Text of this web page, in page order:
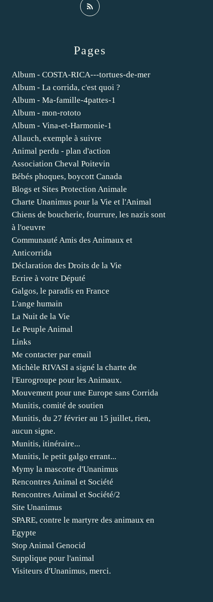
Pages
Album - COSTA-RICA---tortues-de-mer
Album - La corrida, c'est quoi ?
Album - Ma-famille-4pattes-1
Album - mon-rototo
Album - Vina-et-Harmonie-1
Allauch, exemple à suivre
Animal perdu - plan d'action
Association Cheval Poitevin
Bébés phoques, boycott Canada
Blogs et Sites Protection Animale
Charte Unanimus pour la Vie et l'Animal
Chiens de boucherie, fourrure, les nazis sont
à l'oeuvre
Communauté Amis des Animaux et
Anticorrida
Déclaration des Droits de la Vie
Ecrire à votre Député
Galgos, le paradis en France
L'ange humain
La Nuit de la Vie
Le Peuple Animal
Links
Me contacter par email
Michèle RIVASI a signé la charte de
l'Eurogroupe pour les Animaux.
Mouvement pour une Europe sans Corrida
Munitis, comité de soutien
Munitis, du 27 février au 15 juillet, rien,
aucun signe.
Munitis, itinéraire...
Munitis, le petit galgo errant...
Mymy la mascotte d'Unanimus
Rencontres Animal et Société
Rencontres Animal et Société/2
Site Unanimus
SPARE, contre le martyre des animaux en
Egypte
Stop Animal Genocid
Supplique pour l'animal
Visiteurs d'Unanimus, merci.